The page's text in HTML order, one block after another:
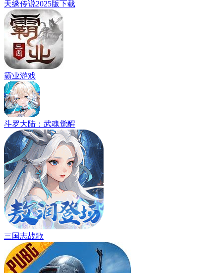
天缘传说2025版下载
霸业游戏
斗罗大陆：武魂觉醒
三国志战歌